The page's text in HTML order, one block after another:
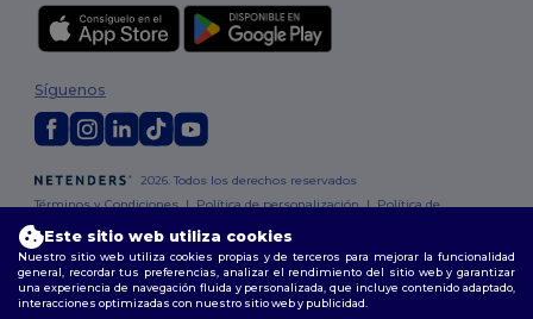
2026. Todos los derechos reservados
Términos y Condiciones|Política de personalización|Política de
Síguenos
Madrid |Barcelona| Valencia | Seville |Zaragoza | Málaga| Murcia |
Palma|Bilbao | Alicante
Este sitio web utiliza cookies
Nuestro sitio web utiliza cookies propias y de terceros para mejorar la funcionalidad
general, recordar tus preferencias, analizar el rendimiento del sitio web y garantizar
una experiencia de navegación fluida y personalizada, que incluye contenido adaptado,
interacciones optimizadas con nuestro sitio web y publicidad.